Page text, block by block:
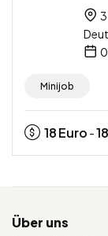
Minijob
18Euro -18
Über uns